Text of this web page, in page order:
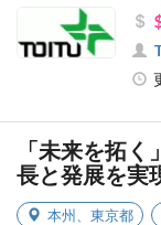
「未来を拓
長と発展を実
本州 東京都